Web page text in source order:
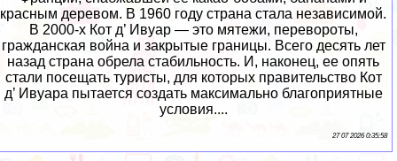
красным деревом. В 1960 году страна стала независимой.
В 2000-х Кот д’ Ивуар ― это мятежи, перевороты,
гражданская война и закрытые границы. Всего десять лет
назад страна обрела стабильность. И, наконец, ее опять
стали посещать туристы, для которых правительство Кот
д’ Ивуара пытается создать максимально благоприятные
условия....
27 07 2026 0:35:58